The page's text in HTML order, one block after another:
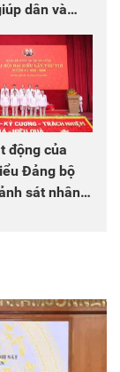
dân và
động của
Đảng bộ
sát nhân